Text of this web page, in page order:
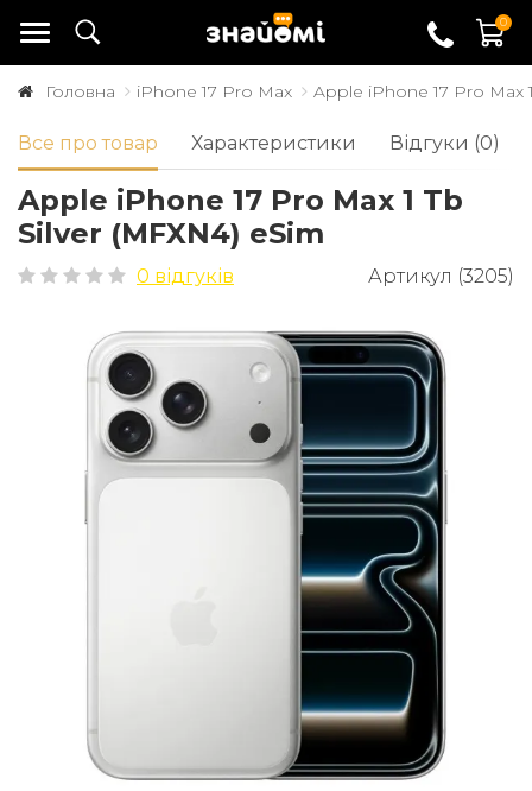
0
Головна iPhone 17 Pro Max Apple iPhone 17 Pro Max
Все про товар Характеристики Відгуки (0)
Apple iPhone 17 Pro Max 1 Tb
Silver (MFXN4) eSim
0 відгуків Артикул (3205)